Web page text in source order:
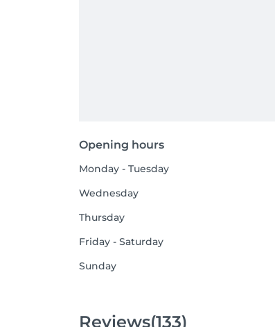
Opening hours
Monday - Tuesday
Wednesday
Thursday
Friday - Saturday
Sunday
Reviews(133)